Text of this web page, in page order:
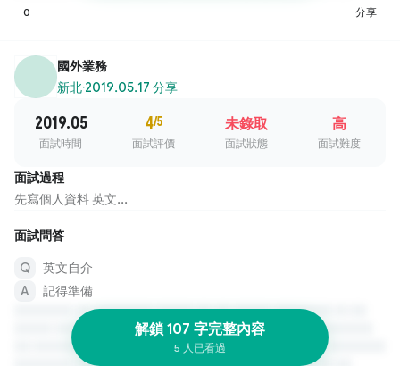
0 分享
國外業務
新北·2019.05.17 分享
2019.05
面試時間
4/5
面試評價
未錄取
面試狀態
高
面試難度
面試過程
先寫個人資料 英文...
面試問答
英文自介
記得準備
解鎖 107 字完整內容
5 人已看過